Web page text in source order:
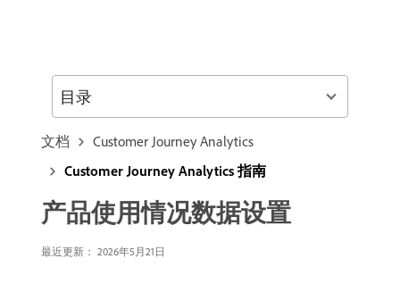
文档
Customer Journey Analytics
Customer Journey Analytics 指南
产品使用情况数据设置
最近更新： 2026年5月21日
目录